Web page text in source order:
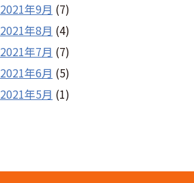
2021年9月 (7)
2021年8月 (4)
2021年7月 (7)
2021年6月 (5)
2021年5月 (1)